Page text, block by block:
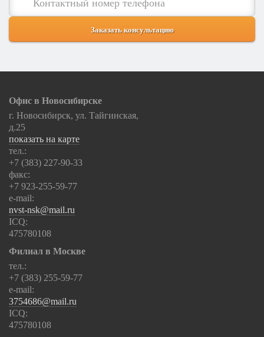
Офис в Новосибирске
г. Новосибирск, ул. Тайгинская,
д.25
показать на карте
тел.:
+7 (383) 227-90-33
факс:
+7 923-255-59-77
e-mail:
nvst-nsk@mail.ru
ICQ:
475780108
Филиал в Москве
тел.:
+7 (383) 255-59-77
e-mail:
3754686@mail.ru
ICQ:
475780108